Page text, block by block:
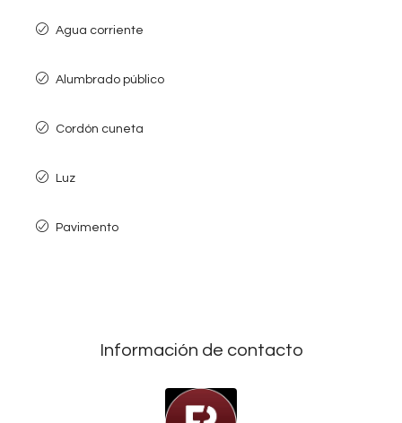
Agua corriente
Alumbrado público
Cordón cuneta
Luz
Pavimento
Información de contacto